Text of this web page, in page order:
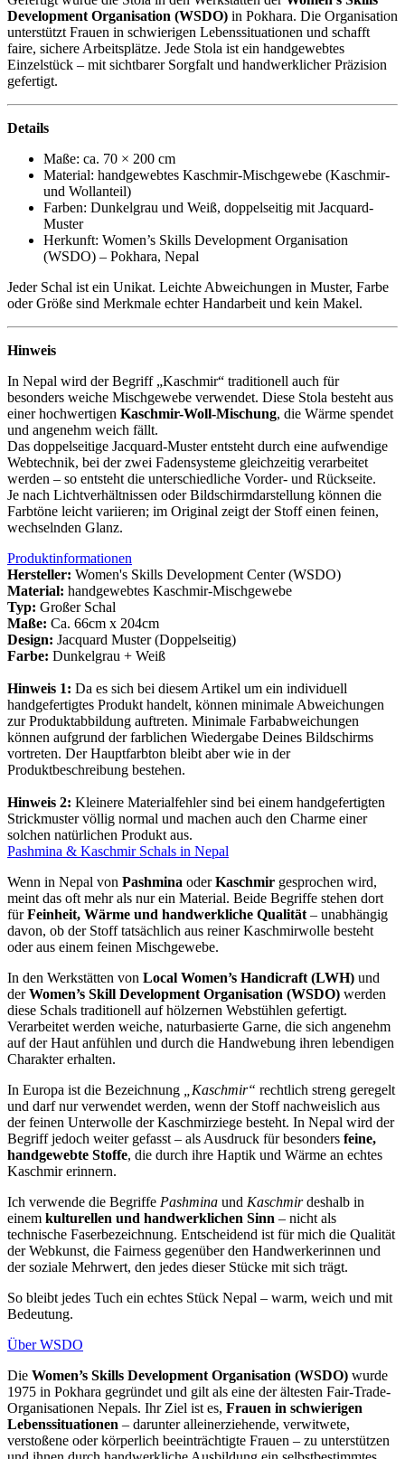
Development Organisation (WSDO) in Pokhara. Die Organisation
unterstützt Frauen in schwierigen Lebenssituationen und schafft
faire, sichere Arbeitsplätze. Jede Stola ist ein handgewebtes
Einzelstück – mit sichtbarer Sorgfalt und handwerklicher Präzision
gefertigt.
Details
Maße: ca. 70 × 200 cm
Material: handgewebtes Kaschmir-Mischgewebe (Kaschmir-
und Wollanteil)
Farben: Dunkelgrau und Weiß, doppelseitig mit Jacquard-
Muster
Herkunft: Women’s Skills Development Organisation
(WSDO) – Pokhara, Nepal
Jeder Schal ist ein Unikat. Leichte Abweichungen in Muster, Farbe
oder Größe sind Merkmale echter Handarbeit und kein Makel.
Hinweis
In Nepal wird der Begriff „Kaschmir“ traditionell auch für
besonders weiche Mischgewebe verwendet. Diese Stola besteht aus
einer hochwertigen Kaschmir-Woll-Mischung, die Wärme spendet
und angenehm weich fällt.
Das doppelseitige Jacquard-Muster entsteht durch eine aufwendige
Webtechnik, bei der zwei Fadensysteme gleichzeitig verarbeitet
werden – so entsteht die unterschiedliche Vorder- und Rückseite.
Je nach Lichtverhältnissen oder Bildschirmdarstellung können die
Farbtöne leicht variieren; im Original zeigt der Stoff einen feinen,
wechselnden Glanz.
Produktinformationen
Hersteller: Women's Skills Development Center (WSDO)
Material: handgewebtes Kaschmir-Mischgewebe
Typ: Großer Schal
Maße: Ca. 66cm x 204cm
Design: Jacquard Muster (Doppelseitig)
Farbe: Dunkelgrau + Weiß
Hinweis 1: Da es sich bei diesem Artikel um ein individuell
handgefertigtes Produkt handelt, können minimale Abweichungen
zur Produktabbildung auftreten. Minimale Farbabweichungen
können aufgrund der farblichen Wiedergabe Deines Bildschirms
vortreten. Der Hauptfarbton bleibt aber wie in der
Produktbeschreibung bestehen.
Hinweis 2: Kleinere Materialfehler sind bei einem handgefertigten
Strickmuster völlig normal und machen auch den Charme einer
solchen natürlichen Produkt aus.
Pashmina & Kaschmir Schals in Nepal
Wenn in Nepal von Pashmina oderKaschmir gesprochen wird,
meint das oft mehr als nur ein Material. Beide Begriffe stehen dort
fürFeinheit, Wärme und handwerkliche Qualität – unabhängig
davon, ob der Stoff tatsächlich aus reiner Kaschmirwolle besteht
oder aus einem feinen Mischgewebe.
In den Werkstätten von Local Women’s Handicraft (LWH) und
derWomen’s Skill Development Organisation (WSDO) werden
diese Schals traditionell auf hölzernen Webstühlen gefertigt.
Verarbeitet werden weiche, naturbasierte Garne, die sich angenehm
auf der Haut anfühlen und durch die Handwebung ihren lebendigen
Charakter erhalten.
In Europa ist die Bezeichnung
„Kaschmir“ rechtlich streng geregelt
und darf nur verwendet werden, wenn der Stoff nachweislich aus
der feinen Unterwolle der Kaschmirziege besteht. In Nepal wird der
Begriff jedoch weiter gefasst – als Ausdruck für besonders feine,
handgewebte Stoffe, die durch ihre Haptik und Wärme an echtes
Kaschmir erinnern.
Ich verwende die Begriffe Pashmina und Kaschmirdeshalb in
einem kulturellen und handwerklichen Sinn – nicht als
technische Faserbezeichnung. Entscheidend ist für mich die Qualität
der Webkunst, die Fairness gegenüber den Handwerkerinnen und
der soziale Mehrwert, den jedes dieser Stücke mit sich trägt.
So bleibt jedes Tuch ein echtes Stück Nepal – warm, weich und mit
Bedeutung.
Über WSDO
Die Women’s Skills Development Organisation (WSDO) wurde
1975 in Pokhara gegründet und gilt als eine der ältesten Fair-Trade-
Organisationen Nepals. Ihr Ziel ist es, Frauen in schwierigen
Lebenssituationen – darunter alleinerziehende, verwitwete,
verstoßene oder körperlich beeinträchtigte Frauen – zu unterstützen